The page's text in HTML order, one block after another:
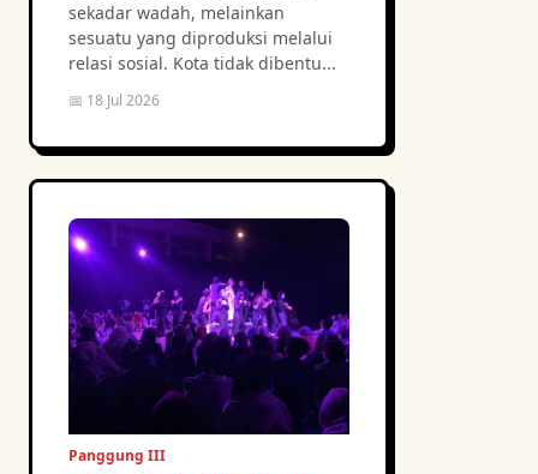
sekadar wadah, melainkan
sesuatu yang diproduksi melalui
relasi sosial. Kota tidak dibentu...
📅 18 Jul 2026
Panggung III